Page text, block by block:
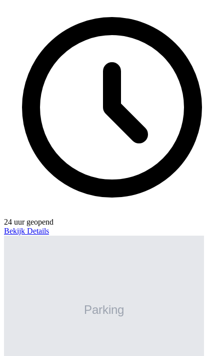
24 uur geopend
Bekijk Details